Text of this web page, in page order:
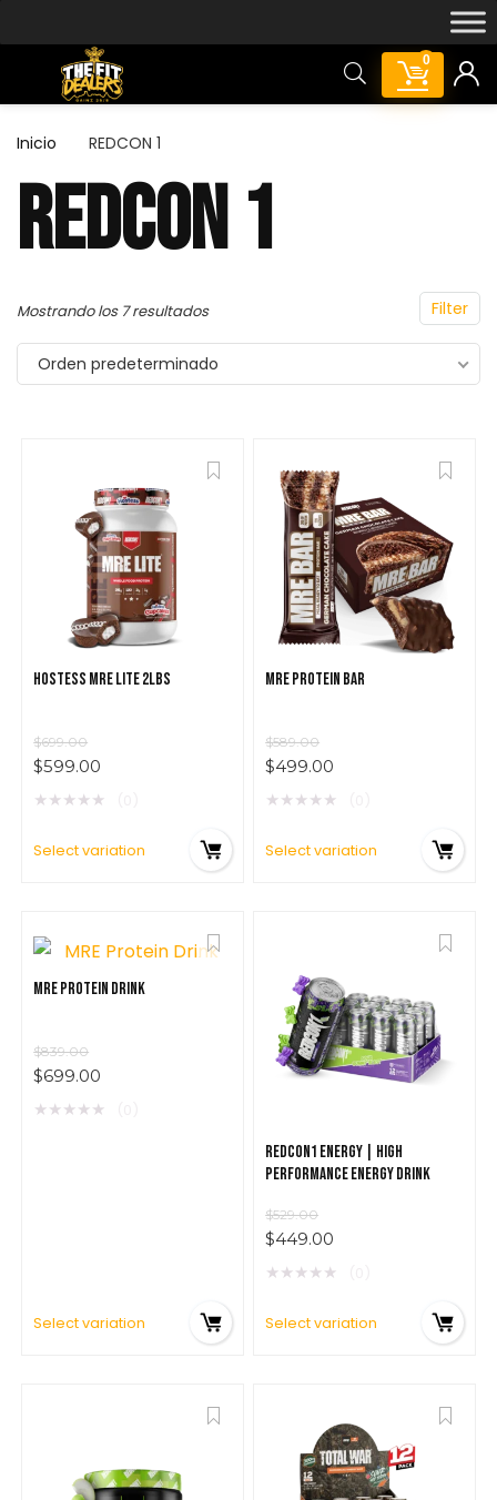
0
279.00
Inicio REDCON 1
REDCON 1
Filter
Mostrando los 7 resultados
Orden predeterminado
HOSTESS MRE LITE 2LBS
$699.00
$599.00
★★★★★
Select variation
MRE PROTEIN BAR
$589.00
$499.00
★★★★★
Select variation
MRE PROTEIN DRINK
$839.00
$699.00
★★★★★
Select variation
REDCON1 ENERGY | HIGH
PERFORMANCE ENERGY DRINK
$529.00
$449.00
★★★★★
Select variation